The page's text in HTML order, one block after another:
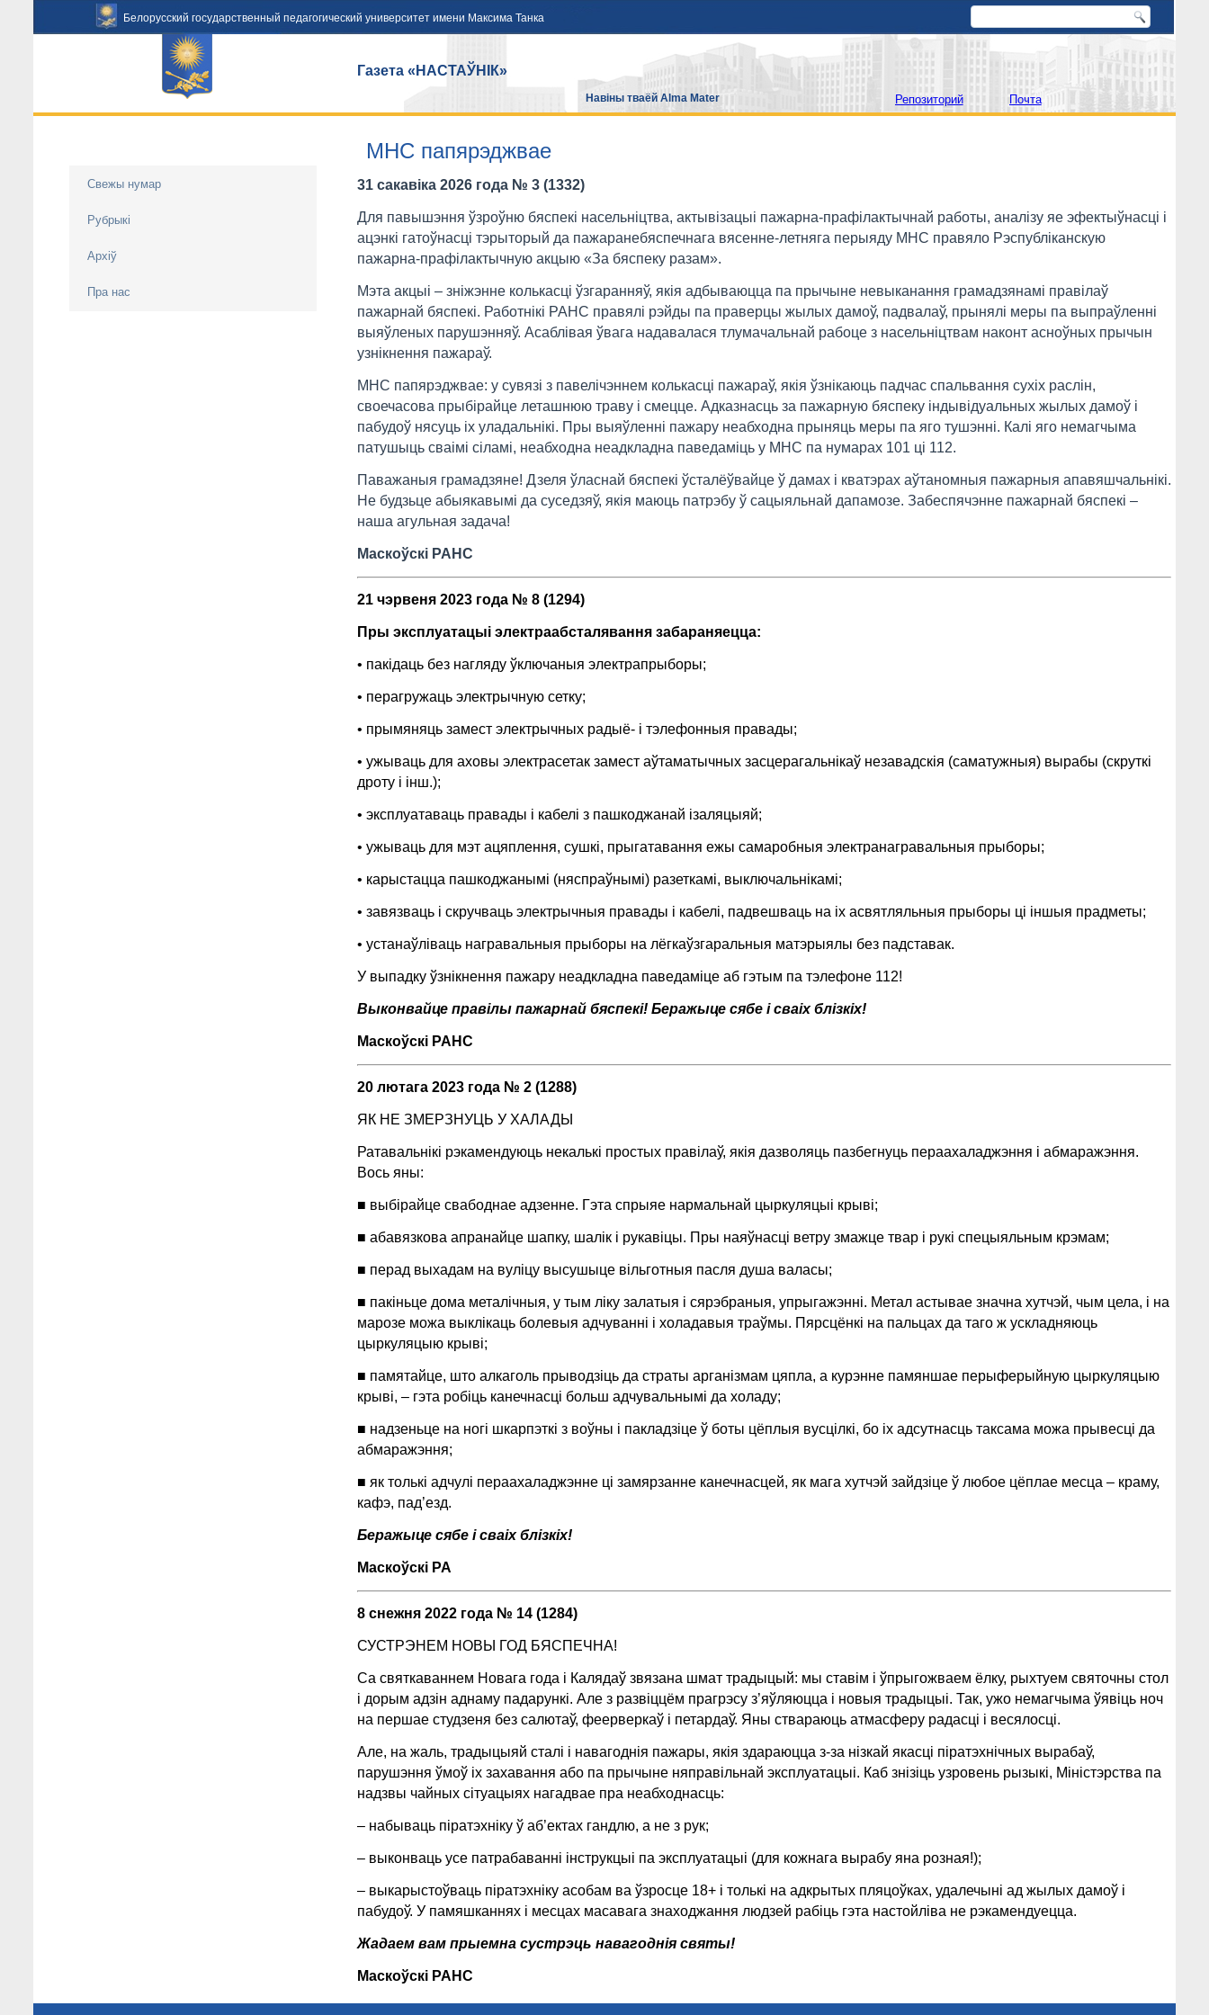
Газета «НАСТАЎНІК»
Навіны тваёй Alma Mater Репозиторий Почта
Белорусский государственный педагогический университет имени Максима Танка
Свежы нумар
Рубрыкі
Архiў
Пра нас
МНС папярэджвае
31 сакавіка 2026 года № 3 (1332)
Для павышэння ўзроўню бяспекі насельніцтва, актывізацыі пажарна-прафілактычнай работы, аналізу яе эфектыўнасці і
ацэнкі гатоўнасці тэрыторый да пажаранебяспечнага вясенне-летняга перыяду МНС правяло Рэспубліканскую
пажарна-прафілактычную акцыю «За бяспеку разам».
Мэта акцыі – зніжэнне колькасці ўзгаранняў, якія адбываюцца па прычыне невыканання грамадзянамі правілаў
пажарнай бяспекі. Работнікі РАНС правялі рэйды па праверцы жылых дамоў, падвалаў, прынялі меры па выпраўленні
выяўленых парушэнняў. Асаблівая ўвага надавалася тлумачальнай рабоце з насельніцтвам наконт асноўных прычын
узнікнення пажараў.
МНС папярэджвае: у сувязі з павелічэннем колькасці пажараў, якія ўзнікаюць падчас спальвання сухіх раслін,
своечасова прыбірайце леташнюю траву і смецце. Адказнасць за пажарную бяспеку індывідуальных жылых дамоў і
пабудоў нясуць іх уладальнікі. Пры выяўленні пажару неабходна прыняць меры па яго тушэнні. Калі яго немагчыма
патушыць сваімі сіламі, неабходна неадкладна паведаміць у МНС па нумарах 101 ці 112.
Паважаныя грамадзяне! Дзеля ўласнай бяспекі ўсталёўвайце ў дамах і кватэрах аўтаномныя пажарныя апавяшчальнікі.
Не будзьце абыякавымі да суседзяў, якія маюць патрэбу ў сацыяльнай дапамозе. Забеспячэнне пажарнай бяспекі –
наша агульная задача!
Маскоўскі РАНС
21 чэрвеня 2023 года № 8 (1294)
Пры эксплуатацыі электраабсталявання забараняецца:
• пакідаць без нагляду ўключаныя электрапрыборы;
• перагружаць электрычную сетку;
• прымяняць замест электрычных радыё- і тэлефонныя правады;
• ужываць для аховы электрасетак замест аўтаматычных засцерагальнікаў незавадскія (саматужныя) вырабы (скруткі
дроту і інш.);
• эксплуатаваць правады і кабелі з пашкоджанай ізаляцыяй;
• ужываць для мэт ацяплення, сушкі, прыгатавання ежы самаробныя электранагравальныя прыборы;
• карыстацца пашкоджанымі (няспраўнымі) разеткамі, выключальнікамі;
• завязваць і скручваць электрычныя правады і кабелі, падвешваць на іх асвятляльныя прыборы ці іншыя прадметы;
• устанаўліваць награвальныя прыборы на лёгкаўзгаральныя матэрыялы без падставак.
У выпадку ўзнікнення пажару неадкладна паведаміце аб гэтым па тэлефоне 112!
Выконвайце правілы пажарнай бяспекі! Беражыце сябе і сваіх блізкіх!
Маскоўскі РАНС
20 лютага 2023 года № 2 (1288)
ЯК НЕ ЗМЕРЗНУЦЬ У ХАЛАДЫ
Ратавальнікі рэкамендуюць некалькі простых правілаў, якія дазволяць пазбегнуць пераахаладжэння і абмаражэння.
Вось яны:
■ выбірайце свабоднае адзенне. Гэта спрыяе нармальнай цыркуляцыі крыві;
■ абавязкова апранайце шапку, шалік і рукавіцы. Пры наяўнасці ветру змажце твар і рукі спецыяльным крэмам;
■ перад выхадам на вуліцу высушыце вільготныя пасля душа валасы;
■ пакіньце дома металічныя, у тым ліку залатыя і сярэбраныя, упрыгажэнні. Метал астывае значна хутчэй, чым цела, і на
марозе можа выклікаць болевыя адчуванні і холадавыя траўмы. Пярсцёнкі на пальцах да таго ж ускладняюць
цыркуляцыю крыві;
■ памятайце, што алкаголь прыводзіць да страты арганізмам цяпла, а курэнне памяншае перыферыйную цыркуляцыю
крыві, – гэта робіць канечнасці больш адчувальнымі да холаду;
■ надзеньце на ногі шкарпэткі з воўны і пакладзіце ў боты цёплыя вусцілкі, бо іх адсутнасць таксама можа прывесці да
абмаражэння;
■ як толькі адчулі пераахаладжэнне ці замярзанне канечнасцей, як мага хутчэй зайдзіце ў любое цёплае месца – краму,
кафэ, пад’езд.
Беражыце сябе і сваіх блізкіх!
Маскоўскі РА
8 снежня 2022 года № 14 (1284)
СУСТРЭНЕМ НОВЫ ГОД БЯСПЕЧНА!
Са святкаваннем Новага года і Калядаў звязана шмат традыцый: мы ставім і ўпрыгожваем ёлку, рыхтуем святочны стол
і дорым адзін аднаму падарункі. Але з развіццём прагрэсу з’яўляюцца і новыя традыцыі. Так, ужо немагчыма ўявіць ноч
на першае студзеня без салютаў, феерверкаў і петардаў. Яны ствараюць атмасферу радасці і весялосці.
Але, на жаль, традыцыяй сталі і навагоднія пажары, якія здараюцца з-за нізкай якасці піратэхнічных вырабаў,
парушэння ўмоў іх захавання або па прычыне няправільнай эксплуатацыі. Каб знізіць узровень рызыкі, Міністэрства па
надзвы чайных сітуацыях нагадвае пра неабходнасць:
– набываць піратэхніку ў аб’ектах гандлю, а не з рук;
– выконваць усе патрабаванні інструкцыі па эксплуатацыі (для кожнага вырабу яна розная!);
– выкарыстоўваць піратэхніку асобам ва ўзросце 18+ і толькі на адкрытых пляцоўках, удалечыні ад жылых дамоў і
пабудоў. У памяшканнях і месцах масавага знаходжання людзей рабіць гэта настойліва не рэкамендуецца.
Жадаем вам прыемна сустрэць навагоднія святы!
Маскоўскі РАНС